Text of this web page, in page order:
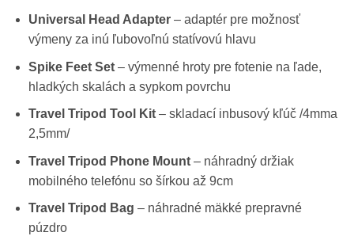
Universal Head Adapter– adaptér pre možnosť
výmeny za inú ľubovoľnú statívovú hlavu
Spike Feet Set– výmenné hroty pre fotenie na ľade,
hladkých skalách a sypkom povrchu
Travel Tripod Tool Kit– skladací inbusový kľúč /4mma
2,5mm/
Travel Tripod Phone Mount– náhradný držiak
mobilného telefónu so šírkou až 9cm
Travel Tripod Bag – náhradné mäkké prepravné
púzdro